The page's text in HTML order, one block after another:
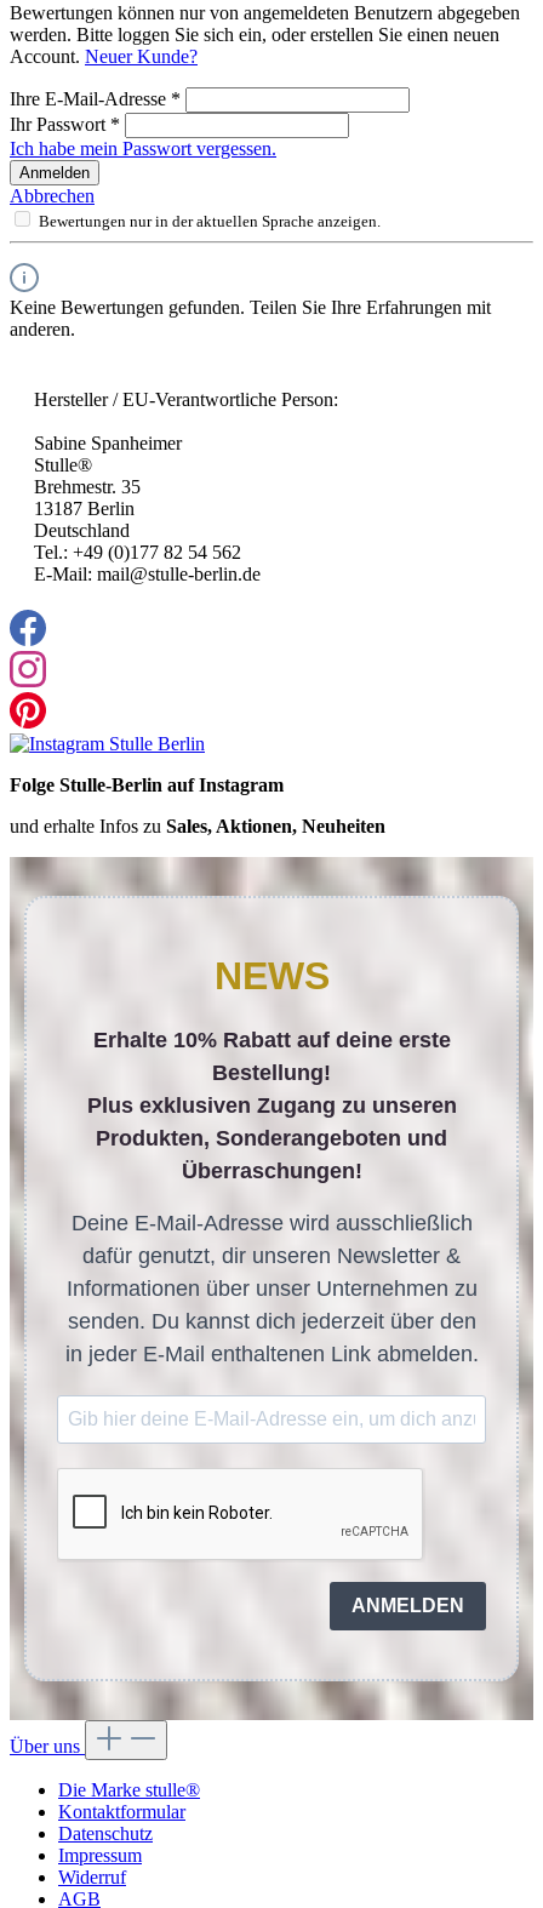
Bewertungen können nur von angemeldeten Benutzern abgegeben
werden. Bitte loggen Sie sich ein, oder erstellen Sie einen neuen
Account. Neuer Kunde?
Ihre E-Mail-Adresse *
Ihr Passwort *
Ich habe mein Passwort vergessen.
Anmelden
Abbrechen
Bewertungen nur in der aktuellen Sprache anzeigen.
Keine Bewertungen gefunden. Teilen Sie Ihre Erfahrungen mit
anderen.
Hersteller / EU-Verantwortliche Person:
Sabine Spanheimer
Stulle®
Brehmestr. 35
13187 Berlin
Deutschland
Tel.: +49 (0)177 82 54 562
E-Mail: mail@stulle-berlin.de
Folge Stulle-Berlin auf Instagram
und erhalte Infos zu Sales, Aktionen, Neuheiten
NEWS
Erhalte 10% Rabatt auf deine erste
Bestellung!
Plus exklusiven Zugang zu unseren
Produkten, Sonderangeboten und
Überraschungen!
Deine E-Mail-Adresse wird ausschließlich
dafür genutzt, dir unseren Newsletter &
Informationen über unser Unternehmen zu
senden. Du kannst dich jederzeit über den
in jeder E-Mail enthaltenen Link abmelden.
ANMELDEN
Über uns
Die Marke stulle®
Kontaktformular
Datenschutz
Impressum
Widerruf
AGB